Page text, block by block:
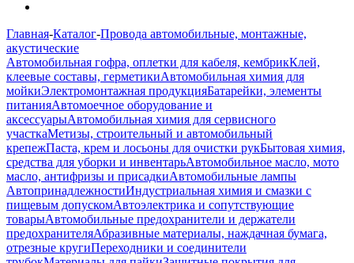
Главная-Каталог-Провода автомобильные, монтажные,
акустические
Автомобильная гофра, оплетки для кабеля, кембрикКлей,
клеевые составы, герметикиАвтомобильная химия для
мойкиЭлектромонтажная продукцияБатарейки, элементы
питанияАвтомоечное оборудование и
аксессуарыАвтомобильная химия для сервисного
участкаМетизы, строительный и автомобильный
крепежПаста, крем и лосьоны для очистки рукБытовая химия,
средства для уборки и инвентарьАвтомобильное масло, мото
масло, антифризы и присадкиАвтомобильные лампы
АвтопринадлежностиИндустриальная химия и смазки с
пищевым допускомАвтоэлектрика и сопутствующие
товарыАвтомобильные предохранители и держатели
предохранителяАбразивные материалы, наждачная бумага,
отрезные кругиПереходники и соединители